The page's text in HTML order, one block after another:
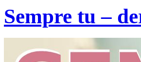
Sempre tu –